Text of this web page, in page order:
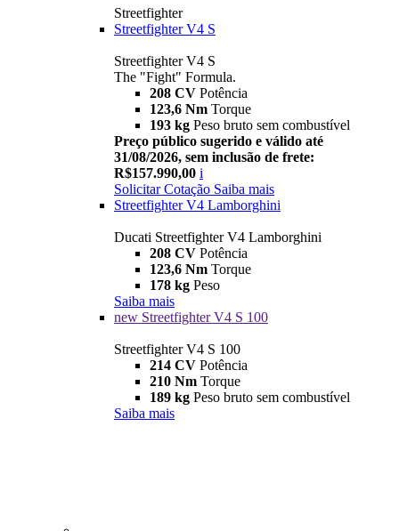
Streetfighter
Streetfighter V4 S
Streetfighter V4 S
The "Fight" Formula.
208 CV Potência
123,6 Nm Torque
193 kg Peso bruto sem combustível
Preço público sugerido e válido até
31/08/2026, sem inclusão de frete:
R$157.990,00 i
Solicitar Cotação Saiba mais
Streetfighter V4 Lamborghini
Ducati Streetfighter V4 Lamborghini
208 CV Potência
123,6 Nm Torque
178 kg Peso
Saiba mais
new Streetfighter V4 S 100
Streetfighter V4 S 100
214 CV Potência
210 Nm Torque
189 kg Peso bruto sem combustível
Saiba mais